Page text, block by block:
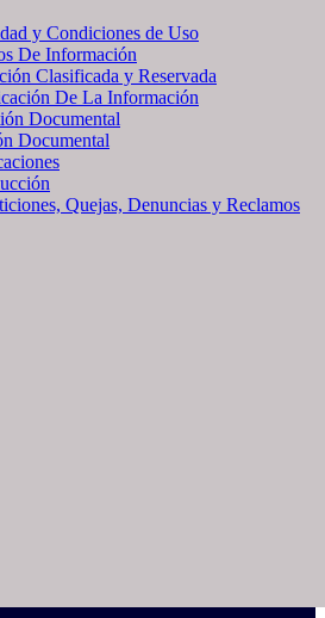
y Condiciones de Uso
De Información
Clasificada y Reservada
De La Información
Documental
Documental
Quejas, Denuncias y Reclamos